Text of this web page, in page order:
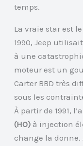
temps.
La vraie star est
1990, Jeep
à une
moteur est un
Carter BBD très
sous les
À partir de 1991,
(HO) à injection
change la donne.